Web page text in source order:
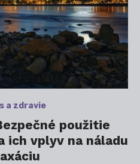
a zdravie
použitie
ich vplyv na náladu